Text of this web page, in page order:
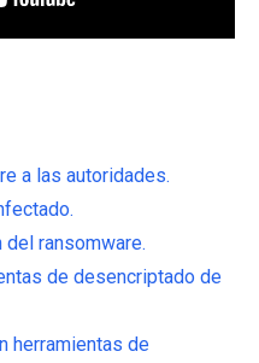
a las autoridades.
ransomware.
de desencriptado de
herramientas de